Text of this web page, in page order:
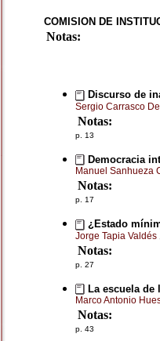
COMISION DE
Notas:
Discurso de
Sergio Carrasco
Notas:
p. 13
Democracia
Manuel Sanhueza
Notas:
p. 17
¿Estado
Jorge Tapia Valdés
Notas:
p. 27
La escuela de
Marco Antonio
Notas:
p. 43